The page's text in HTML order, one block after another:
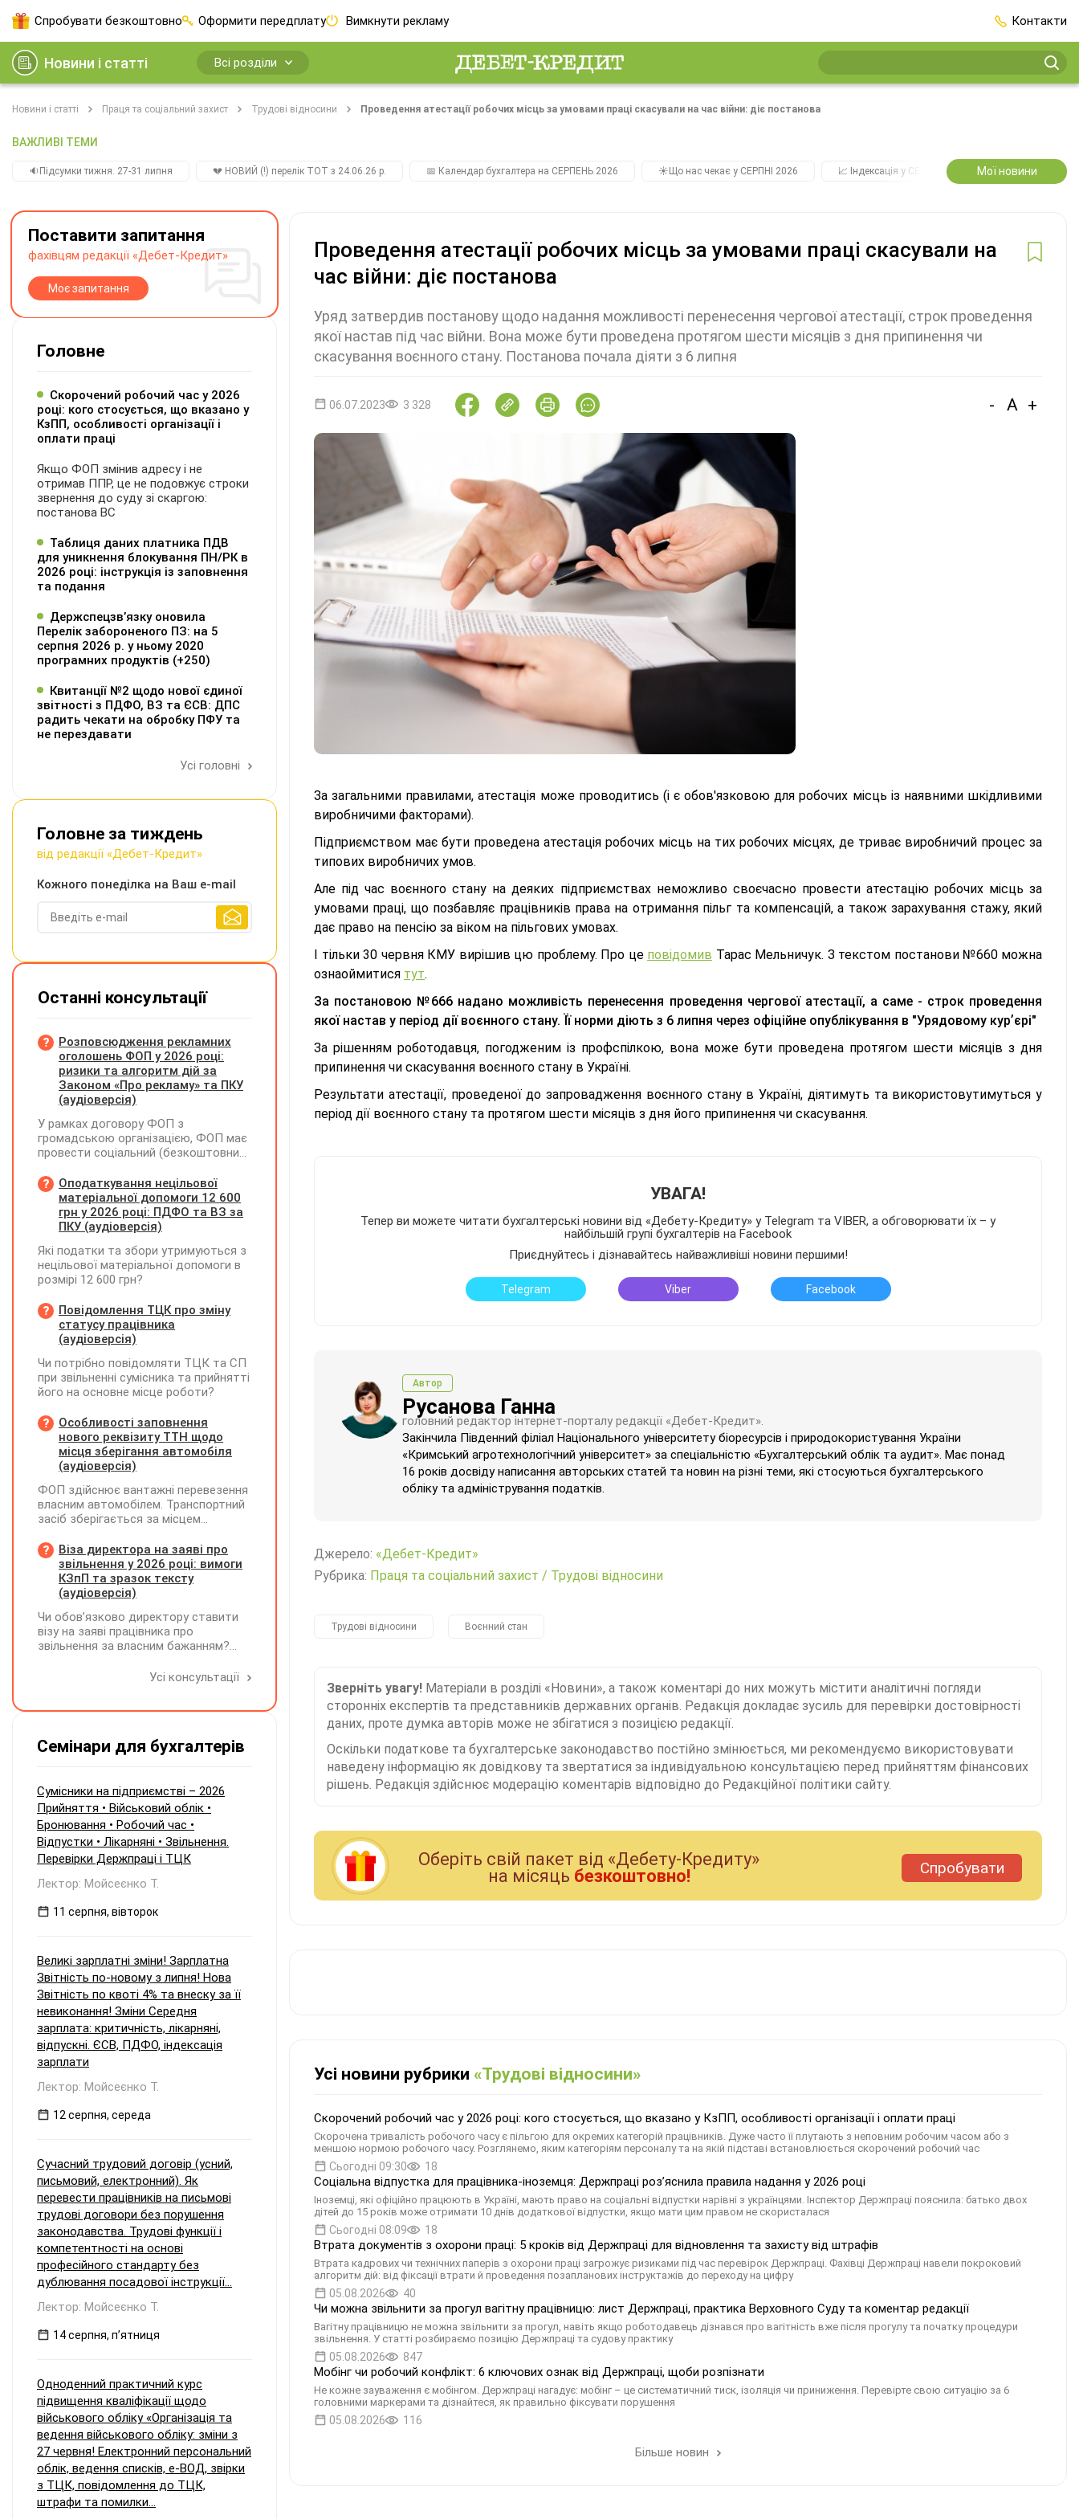
Спробувати безкоштовно Оформити передплату Вимкнути рекламу Контакти
Новини і статті Всі розділи
Новини і статті Праця та соціальний захист Трудові відносини Проведення атестації робочих місць за умовами праці скасували на час війни: діє постанова
ВАЖЛИВІ ТЕМИ
🔉Підсумки тижня. 27-31 липня 💔 НОВИЙ (!) перелік ТОТ з 24.06.26 р. 📅 Календар бухгалтера на СЕРПЕНЬ 2026 ☀️Що нас чекає у СЕРПНІ 2026 📈 Індексація у СЕРПНІ 2️⃣0️⃣2️⃣7️⃣ Усі
Мої новини
Проведення атестації робочих місць за умовами праці скасували на
час війни: діє постанова
Уряд затвердив постанову щодо надання можливості перенесення чергової атестації, строк проведення
якої настав під час війни. Вона може бути проведена протягом шести місяців з дня припинення чи
скасування воєнного стану. Постанова почала діяти з 6 липня
06.07.2023 3 328 - A +
За загальними правилами, атестація може проводитись (і є обов'язковою для робочих місць із наявними шкідливими
виробничими факторами).
Підприємством має бути проведена атестація робочих місць на тих робочих місцях, де триває виробничий процес за
типових виробничих умов.
Але під час воєнного стану на деяких підприємствах неможливо своєчасно провести атестацію робочих місць за
умовами праці, що позбавляє працівників права на отримання пільг та компенсацій, а також зарахування стажу, який
дає право на пенсію за віком на пільгових умовах.
І тільки 30 червня КМУ вирішив цю проблему. Про це повідомив Тарас Мельничук. З текстом постанови №660 можна
ознаоймитися тут.
За постановою №666 надано можливість перенесення проведення чергової атестації, а саме - строк проведення
якої настав у період дії воєнного стану. Її норми діють з 6 липня через офіційне опублікування в "Урядовому курʼєрі"
За рішенням роботодавця, погодженим із профспілкою, вона може бути проведена протягом шести місяців з дня
припинення чи скасування воєнного стану в Україні.
Результати атестації, проведеної до запровадження воєнного стану в Україні, діятимуть та використовутимуться у
період дії воєнного стану та протягом шести місяців з дня його припинення чи скасування.
УВАГА!
Тепер ви можете читати бухгалтерські новини від «Дебету-Кредиту» у Telegram та VIBER, а обговорювати їх – у
найбільшій групі бухгалтерів на Facebook
Приєднуйтесь і дізнавайтесь найважливіші новини першими!
Telegram Viber Facebook
Автор
Русанова Ганна
головний редактор інтернет-порталу редакції «Дебет-Кредит».
Закінчила Південний філіал Національного університету біоресурсів і природокористування України
«Кримський агротехнологічний університет» за спеціальністю «Бухгалтерський облік та аудит». Має понад
16 років досвіду написання авторських статей та новин на різні теми, які стосуються бухгалтерського
обліку та адміністрування податків.
Джерело: «Дебет-Кредит»
Рубрика: Праця та соціальний захист / Трудові відносини
Трудові відносини Воєнний стан
Зверніть увагу! Матеріали в розділі «Новини», а також коментарі до них можуть містити аналітичні погляди
сторонніх експертів та представників державних органів. Редакція докладає зусиль для перевірки достовірності
даних, проте думка авторів може не збігатися з позицією редакції.
Оскільки податкове та бухгалтерське законодавство постійно змінюється, ми рекомендуємо використовувати
наведену інформацію як довідкову та звертатися за індивідуальною консультацією перед прийняттям фінансових
рішень. Редакція здійснює модерацію коментарів відповідно до Редакційної політики сайту.
Оберiть свiй пакет вiд «Дебету-Кредиту»
на мiсяць безкоштовно! Спробувати
Усі новини рубрики «Трудові відносини»
Скорочений робочий час у 2026 році: кого стосується, що вказано у КзПП, особливості організації і оплати праці
Скорочена тривалість робочого часу є пільгою для окремих категорій працівників. Дуже часто її плутають з неповним робочим часом або з
меншою нормою робочого часу. Розглянемо, яким категоріям персоналу та на якій підставі встановлюється скорочений робочий час
Сьогодні 09:30 18
Соціальна відпустка для працівника-іноземця: Держпраці роз’яснила правила надання у 2026 році
Іноземці, які офіційно працюють в Україні, мають право на соціальні відпустки нарівні з українцями. Інспектор Держпраці пояснила: батько двох
дітей до 15 років може отримати 10 днів додаткової відпустки, якщо мати цим правом не скористалася
Сьогодні 08:09 18
Втрата документів з охорони праці: 5 кроків від Держпраці для відновлення та захисту від штрафів
Втрата кадрових чи технічних паперів з охорони праці загрожує ризиками під час перевірок Держпраці. Фахівці Держпраці навели покроковий
алгоритм дій: від фіксації втрати й проведення позапланових інструктажів до переходу на цифру
05.08.2026 40
Чи можна звільнити за прогул вагітну працівницю: лист Держпраці, практика Верховного Суду та коментар редакції
Вагітну працівницю не можна звільнити за прогул, навіть якщо роботодавець дізнався про вагітність вже після прогулу та початку процедури
звільнення. У статті розбираємо позицію Держпраці та судову практику
05.08.2026 847
Мобінг чи робочий конфлікт: 6 ключових ознак від Держпраці, щоби розпізнати
Не кожне зауваження є мобінгом. Держпраці нагадує: мобінг – це систематичний тиск, ізоляція чи приниження. Перевірте свою ситуацію за 6
головними маркерами та дізнайтеся, як правильно фіксувати порушення
05.08.2026 116
Більше новин
Поставити запитання
фахівцям редакції «Дебет-Кредит»
Моє запитання
Головне
Скорочений робочий час у 2026
році: кого стосується, що вказано у
КзПП, особливості організації і
оплати праці
Якщо ФОП змінив адресу і не
отримав ППР, це не подовжує строки
звернення до суду зі скаргою:
постанова ВС
Таблиця даних платника ПДВ
для уникнення блокування ПН/РК в
2026 році: інструкція із заповнення
та подання
Держспецзв’язку оновила
Перелік забороненого ПЗ: на 5
серпня 2026 р. у ньому 2020
програмних продуктів (+250)
Квитанції №2 щодо нової єдиної
звітності з ПДФО, ВЗ та ЄСВ: ДПС
радить чекати на обробку ПФУ та
не перездавати
Усі головні
Головне за тиждень
від редакції «Дебет-Кредит»
Кожного понеділка на Ваш e-mail
Останні консультації
Розповсюдження рекламних
оголошень ФОП у 2026 році:
ризики та алгоритм дій за
Законом «Про рекламу» та ПКУ
(аудіоверсія)
У рамках договору ФОП з
громадською організацією, ФОП має
провести соціальний (безкоштовний
захід ФОП проводить через номер
телефону, який зазначено у
листівках, які він розклеїв на стовпах
району та суспільних рекламних
реєстрацію - це фото цих рекламних
об'яв. Чи виникає у ФОПа
зобов'язання по реєстрації цієї
податкові наслідки по
розповсюдженню цих об'яв?
Оподаткування нецільової
матеріальної допомоги 12 600
грн у 2026 році: ПДФО та ВЗ за
ПКУ (аудіоверсія)
Які податки та збори утримуються з
нецільової матеріальної допомоги в
розмірі 12 600 грн?
Повідомлення ТЦК про зміну
статусу працівника
(аудіоверсія)
Чи потрібно повідомляти ТЦК та СП
при звільненні сумісника та прийнятті
його на основне місце роботи?
Особливості заповнення
нового реквізиту ТТН щодо
місця зберігання автомобіля
(аудіоверсія)
ФОП здійснює вантажні перевезення
власним автомобілем. Транспортний
засіб зберігається за місцем
договір оренди гаража чи стоянки
відсутній. Яку адресу слід зазначати
у новому реквізиті ТТН «Місце, де
зберігається автомобіль»? Чи є
на місце стоянки?
Віза директора на заяві про
звільнення у 2026 році: вимоги
КЗпП та зразок тексту
(аудіоверсія)
Чи обов’язково директору ставити
візу на заяві працівника про
звільнення за власним бажанням?
згідно з нормами КЗпП?Усі консультації
Семінари для бухгалтерів
Сумісники на підприємстві – 2026
Прийняття • Військовий облік •
Бронювання • Робочий час •
Відпустки • Лікарняні • Звільнення.
Перевірки Держпраці і ТЦК
Лектор: Мойсеєнко Т.
11 серпня, вівторок
Великі зарплатні зміни! Зарплатна
Звітність по-новому з липня! Нова
Звітність по квоті 4% та внеску за її
невиконання! Зміни Середня
зарплата: критичність, лікарняні,
відпускні. ЄСВ, ПДФО, індексація
зарплати
Лектор: Мойсеєнко Т.
12 серпня, середа
Сучасний трудовий договір (усний,
письмовий, електронний). Як
перевести працівників на письмові
трудові договори без порушення
законодавства. Трудові функції і
компетентності на основі
професійного стандарту без
дублювання посадової інструкції...
Лектор: Мойсеєнко Т.
14 серпня, пʼятниця
Одноденний практичний курс
підвищення кваліфікації щодо
військового обліку «Організація та
ведення військового обліку: зміни з
27 червня! Електронний персональний
облік, ведення списків, е-ВОД, звірки
з ТЦК, повідомлення до ТЦК,
штрафи та помилки...